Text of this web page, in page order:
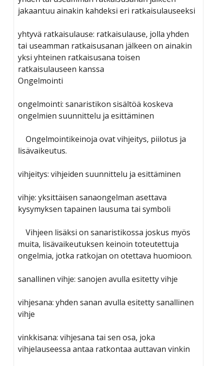
jakaantuu ainakin kahdeksi eri ratkaisulauseeksi
yhtyvä ratkaisulause: ratkaisulause, jolla yhden
tai useamman ratkaisusanan jälkeen on ainakin
yksi yhteinen ratkaisusana toisen
ratkaisulauseen kanssa
Ongelmointi
ongelmointi: sanaristikon sisältöä koskeva
ongelmien suunnittelu ja esittäminen
Ongelmointikeinoja ovat vihjeitys, piilotus ja
lisävaikeutus.
vihjeitys: vihjeiden suunnittelu ja esittäminen
vihje: yksittäisen sanaongelman asettava
kysymyksen tapainen lausuma tai symboli
Vihjeen lisäksi on sanaristikossa joskus myös
muita, lisävaikeutuksen keinoin toteutettuja
ongelmia, jotka ratkojan on otettava huomioon.
sanallinen vihje: sanojen avulla esitetty vihje
vihjesana: yhden sanan avulla esitetty sanallinen
vihje
vinkkisana: vihjesana tai sen osa, joka
vihjelauseessa antaa ratkontaa auttavan vinkin